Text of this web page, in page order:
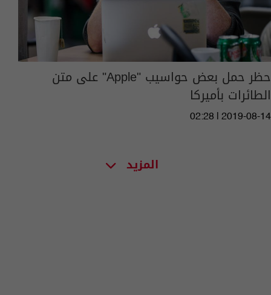
حظر حمل بعض حواسيب "Apple" على متن
الطائرات بأميركا
02:28 | 2019-08-14
المزيد